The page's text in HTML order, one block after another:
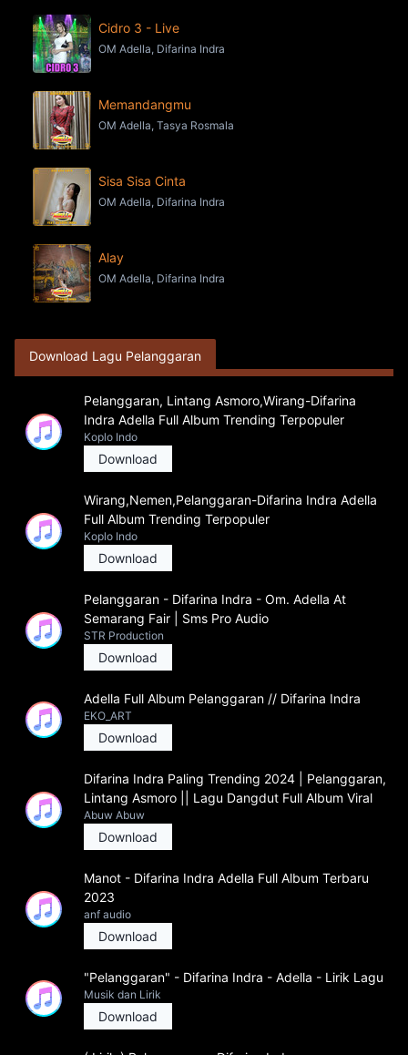
Cidro 3 - Live
OM Adella, Difarina Indra
Memandangmu
OM Adella, Tasya Rosmala
Sisa Sisa Cinta
OM Adella, Difarina Indra
Alay
OM Adella, Difarina Indra
Download Lagu Pelanggaran
Pelanggaran, Lintang Asmoro,Wirang-Difarina
Indra Adella Full Album Trending Terpopuler
Koplo Indo
Download
Wirang,Nemen,Pelanggaran-Difarina Indra Adella
Full Album Trending Terpopuler
Koplo Indo
Download
Pelanggaran - Difarina Indra - Om. Adella At
Semarang Fair | Sms Pro Audio
STR Production
Download
Adella Full Album Pelanggaran // Difarina Indra
EKO_ART
Download
Difarina Indra Paling Trending 2024 | Pelanggaran,
Lintang Asmoro || Lagu Dangdut Full Album Viral
Abuw Abuw
Download
Manot - Difarina Indra Adella Full Album Terbaru
2023
anf audio
Download
"Pelanggaran" - Difarina Indra - Adella - Lirik Lagu
Musik dan Lirik
Download